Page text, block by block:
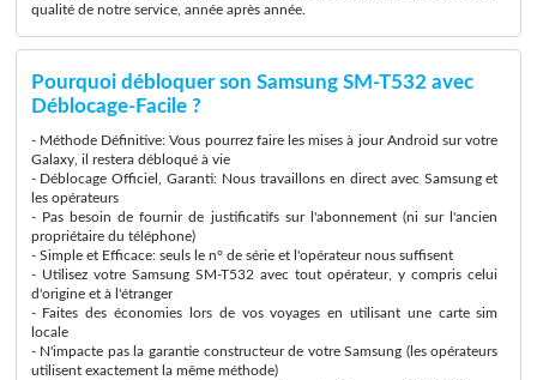
qualité de notre service, année après année.
Pourquoi débloquer son Samsung SM-T532 avec
Déblocage-Facile ?
- Méthode Définitive: Vous pourrez faire les mises à jour Android sur votre
Galaxy, il restera débloqué à vie
- Déblocage Officiel, Garanti: Nous travaillons en direct avec Samsung et
les opérateurs
- Pas besoin de fournir de justificatifs sur l'abonnement (ni sur l'ancien
propriétaire du téléphone)
- Simple et Efficace: seuls le n° de série et l'opérateur nous suffisent
- Utilisez votre Samsung SM-T532 avec tout opérateur, y compris celui
d'origine et à l'étranger
- Faites des économies lors de vos voyages en utilisant une carte sim
locale
- N'impacte pas la garantie constructeur de votre Samsung (les opérateurs
utilisent exactement la même méthode)